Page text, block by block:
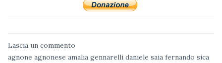
Lascia un commento
agnone agnonese amalia gennarelli daniele saia fernando sica